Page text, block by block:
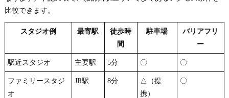
比較できます。
スタジオ例 最寄駅
徒歩時
間
駐車場
バリアフリ
ー
駅近スタジオ 主要駅 5分 〇 〇
ファミリースタジ
オ
JR駅 8分
△（提
携）
〇